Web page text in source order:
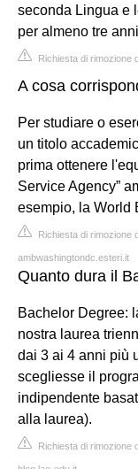
seconda Lingua e
per almeno tre
Richiesta di rimozione
A cosa
Per studiare o
un titolo
prima ottenere
Service Agency”
esempio, la World
Richiesta di rimozione
ambwashingtondc.esteri.it
Quanto dura il
Bachelor Degree:
nostra laurea
dai 3 ai 4 anni più
scegliesse il
indipendente
alla laurea).
Richiesta di rimozione